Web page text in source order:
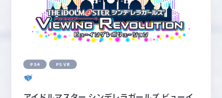
PS4 PS VR